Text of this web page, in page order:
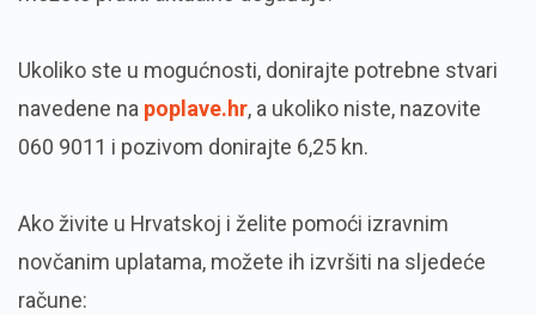
Ukoliko ste u mogućnosti, donirajte potrebne stvari
navedene na poplave.hr, a ukoliko niste, nazovite
060 9011 i pozivom donirajte 6,25 kn.
Ako živite u Hrvatskoj i želite pomoći izravnim
novčanim uplatama, možete ih izvršiti na sljedeće
račune: